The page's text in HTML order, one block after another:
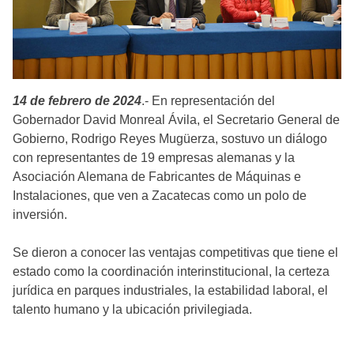
14 de febrero de 2024.- En representación del
Gobernador David Monreal Ávila, el Secretario General de
Gobierno, Rodrigo Reyes Mugüerza, sostuvo un diálogo
con representantes de 19 empresas alemanas y la
Asociación Alemana de Fabricantes de Máquinas e
Instalaciones, que ven a Zacatecas como un polo de
inversión.
Se dieron a conocer las ventajas competitivas que tiene el
estado como la coordinación interinstitucional, la certeza
jurídica en parques industriales, la estabilidad laboral, el
talento humano y la ubicación privilegiada.